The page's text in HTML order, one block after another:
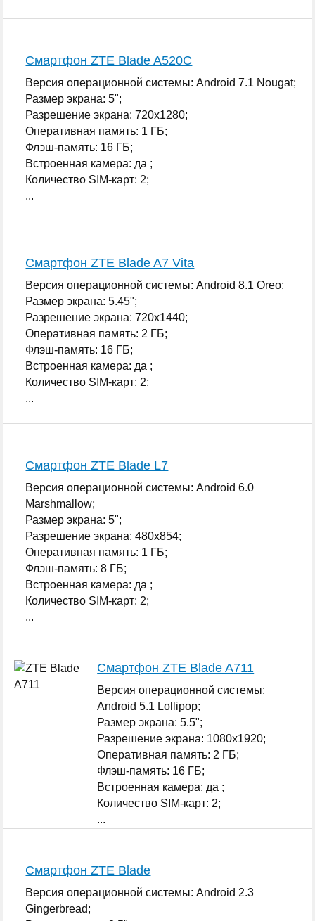
Смартфон ZTE Blade A520C
Версия операционной системы: Android 7.1 Nougat;
Размер экрана: 5";
Разрешение экрана: 720x1280;
Оперативная память: 1 ГБ;
Флэш-память: 16 ГБ;
Встроенная камера: да ;
Количество SIM-карт: 2;
...
Смартфон ZTE Blade A7 Vita
Версия операционной системы: Android 8.1 Oreo;
Размер экрана: 5.45";
Разрешение экрана: 720x1440;
Оперативная память: 2 ГБ;
Флэш-память: 16 ГБ;
Встроенная камера: да ;
Количество SIM-карт: 2;
...
Смартфон ZTE Blade L7
Версия операционной системы: Android 6.0
Marshmallow;
Размер экрана: 5";
Разрешение экрана: 480x854;
Оперативная память: 1 ГБ;
Флэш-память: 8 ГБ;
Встроенная камера: да ;
Количество SIM-карт: 2;
...
Смартфон ZTE Blade A711
Версия операционной системы:
Android 5.1 Lollipop;
Размер экрана: 5.5";
Разрешение экрана: 1080x1920;
Оперативная память: 2 ГБ;
Флэш-память: 16 ГБ;
Встроенная камера: да ;
Количество SIM-карт: 2;
...
Смартфон ZTE Blade
Версия операционной системы: Android 2.3
Gingerbread;